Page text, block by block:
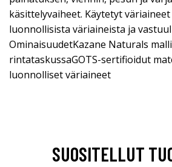
käsittelyvaiheet. Käytetyt
luonnollisista väriaineista ja
OminaisuudetKazane Naturals
rintataskussaGOTS-sertifioidut
luonnolliset väriaineet
SUOSITELLUT